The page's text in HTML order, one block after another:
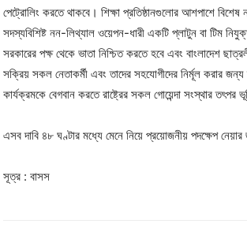
পেট্রোলিং করতে থাকবে। শিক্ষা প্রতিষ্ঠানগুলোর আশপাশে বিশেষ
সদস্যবিশিষ্ট নন-লিথ্যাল ওয়েপন-ধারী একটি প্লাটুন বা টিম
সরকারের পক্ষ থেকে ভাতা নিশ্চিত করতে হবে এবং বাংলাদেশ
সক্রিয় সকল নেতাকর্মী এবং তাদের সহযোগীদের নির্মূল করার
কার্যক্রমকে বেগবান করতে রাষ্ট্রের সকল গোয়েন্দা সংস্থার তৎপর
এসব দাবি ৪৮ ঘণ্টার মধ্যে মেনে নিয়ে প্রয়োজনীয় পদক্ষেপ
সূত্র : বাসস